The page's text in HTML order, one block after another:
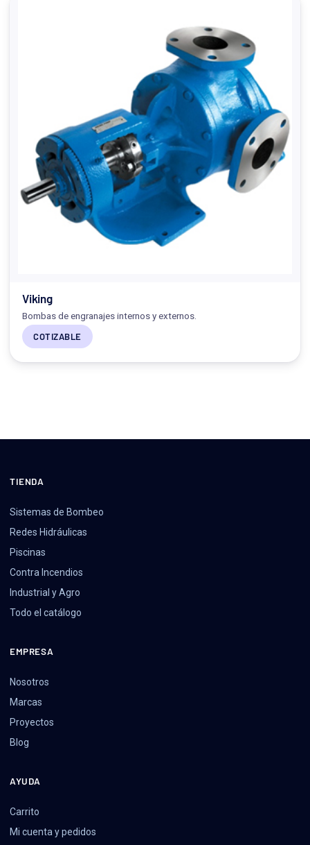
Viking
Bombas de engranajes internos y externos.
COTIZABLE
TIENDA
Sistemas de Bombeo
Redes Hidráulicas
Piscinas
Contra Incendios
Industrial y Agro
Todo el catálogo
EMPRESA
Nosotros
Marcas
Proyectos
Blog
AYUDA
Carrito
Mi cuenta y pedidos